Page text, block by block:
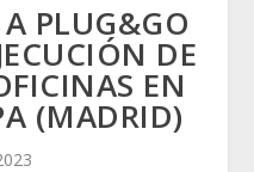
PLUG&GO
DE
EN
(MADRID)